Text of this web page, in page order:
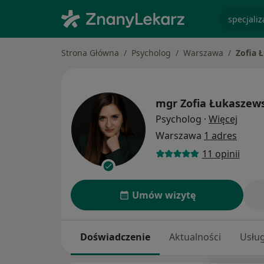
Strona Główna Psycholog Warszawa Zofia
mgr Zofia
Psycholog · Więcej
Warszawa 1 adres
11 opinii
Umów wizytę
Doświadczenie Aktualności